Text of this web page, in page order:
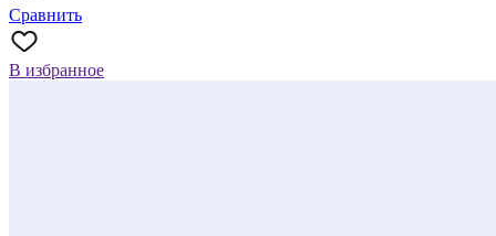
Сравнить
В избранное